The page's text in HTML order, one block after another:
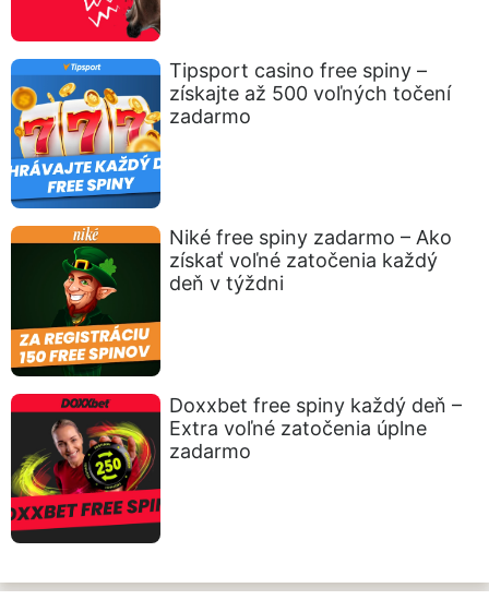
Tipsport casino free spiny –
získajte až 500 voľných točení
zadarmo
Niké free spiny zadarmo – Ako
získať voľné zatočenia každý
deň v týždni
Doxxbet free spiny každý deň –
Extra voľné zatočenia úplne
zadarmo